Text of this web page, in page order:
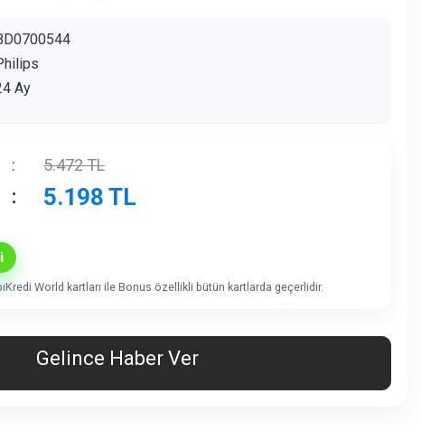
Ay
: 5.472TL
: 5.198 TL
World kartları ile Bonus özellikli bütün kartlarda geçerlidir.
Gelince Haber Ver